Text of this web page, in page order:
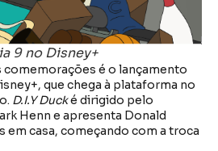
9 no Disney+
comemorações é o lançamento
que chega à plataforma no
D.I.Y Ducké dirigido pelo
Henn e apresenta Donald
em casa, começando com a troca